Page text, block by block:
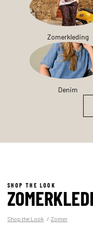
Zomerkleding
Denim
SHOP THE LOOK
Shop the Look Zomer